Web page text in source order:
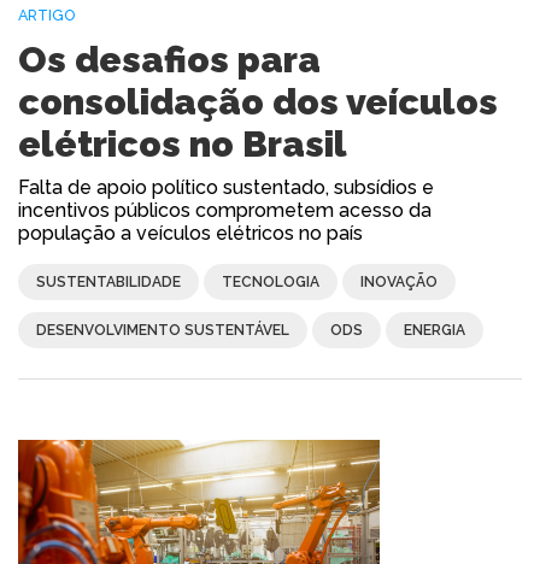
ARTIGO
Os desafios para
consolidação dos veículos
elétricos no Brasil
Falta de apoio político sustentado, subsídios e
incentivos públicos comprometem acesso da
população a veículos elétricos no país
SUSTENTABILIDADE TECNOLOGIA INOVAÇÃO
DESENVOLVIMENTO SUSTENTÁVEL ODS ENERGIA